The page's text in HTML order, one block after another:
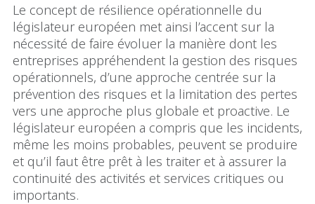
Le concept de résilience opérationnelle du
législateur européen met ainsi l’accent sur la
nécessité de faire évoluer la manière dont les
entreprises appréhendent la gestion des risques
opérationnels, d’une approche centrée sur la
prévention des risques et la limitation des pertes
vers une approche plus globale et proactive. Le
législateur européen a compris que les incidents,
même les moins probables, peuvent se produire
et qu’il faut être prêt à les traiter et à assurer la
continuité des activités et services critiques ou
importants.